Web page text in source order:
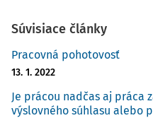
Súvisiace články
Pracovná pohotovosť
13. 1. 2022
Je prácou nadčas aj práca
výslovného súhlasu alebo